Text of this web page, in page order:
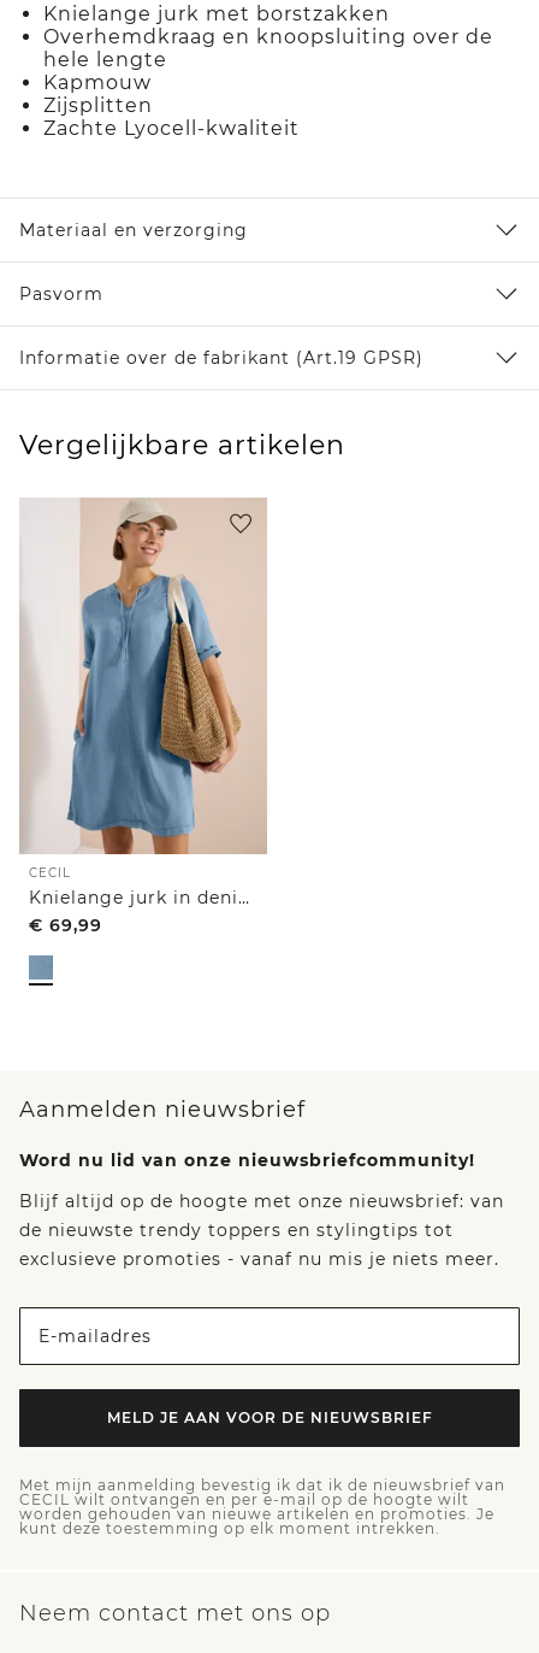
Knielange jurk met borstzakken
Overhemdkraag en knoopsluiting over de
hele lengte
Kapmouw
Zijsplitten
Zachte Lyocell-kwaliteit
Materiaal en verzorging
Pasvorm
Informatie over de fabrikant (Art.19 GPSR)
Vergelijkbare artikelen
CECIL
Knielange jurk in denimlook
€ 69,99
Aanmelden nieuwsbrief
Word nu lid van onze nieuwsbriefcommunity!
Blijf altijd op de hoogte met onze nieuwsbrief: van
de nieuwste trendy toppers en stylingtips tot
exclusieve promoties - vanaf nu mis je niets meer.
E-mailadres
MELD JE AAN VOOR DE NIEUWSBRIEF
Met mijn aanmelding bevestig ik dat ik de nieuwsbrief van
CECIL wilt ontvangen en per e-mail op de hoogte wilt
worden gehouden van nieuwe artikelen en promoties. Je
kunt deze toestemming op elk moment intrekken.
Neem contact met ons op